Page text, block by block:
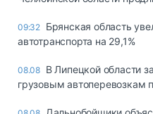
09:32 Брянская область
автотранспорта на 29,1%
08.08 В Липецкой области
грузовым автоперевозкам